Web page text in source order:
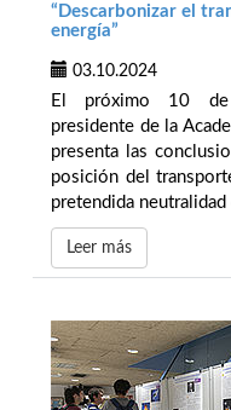
“Descarbonizar el
energía”
03.10.2024
El próximo 10 de
presidente de la
presenta las
posición del
pretendida
Leer más